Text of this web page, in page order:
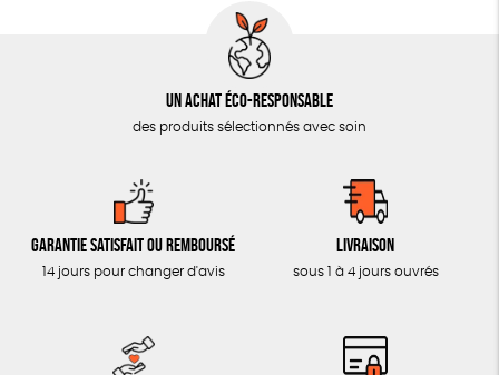
Un achat éco-responsable
des produits sélectionnés avec soin
Garantie satisfait ou remboursé
14 jours pour changer d'avis
Livraison
sous 1 à 4 jours ouvrés